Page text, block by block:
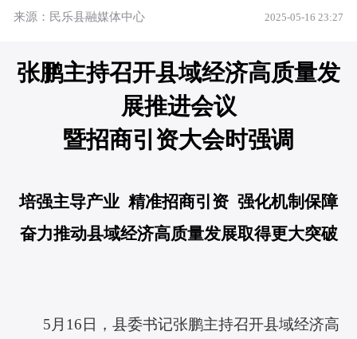
来源：民乐县融媒体中心 2025-05-16 23:27
张鹏主持召开县域经济高质量发
展推进会议
暨招商引资大会时强调
培强主导产业 精准招商引资 强化机制保障
奋力推动县域经济高质量发展取得更大突破
5月16日，县委书记张鹏主持召开县域经济高